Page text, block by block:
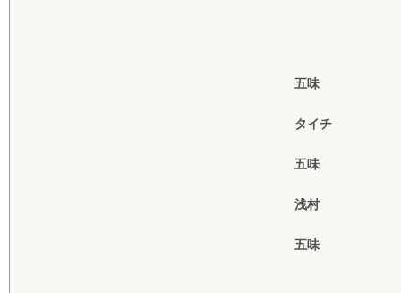
五味
タイチ
五味
浅村
五味